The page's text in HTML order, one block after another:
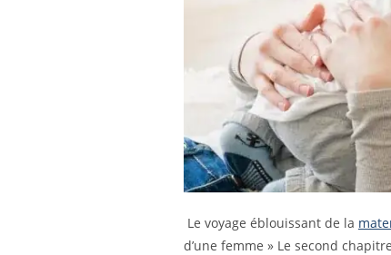
Le voyage éblouissant de la
d’une femme » Le second